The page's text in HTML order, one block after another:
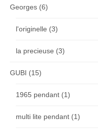
Georges (6)
l'originelle (3)
la precieuse (3)
GUBI (15)
1965 pendant (1)
multi lite pendant (1)